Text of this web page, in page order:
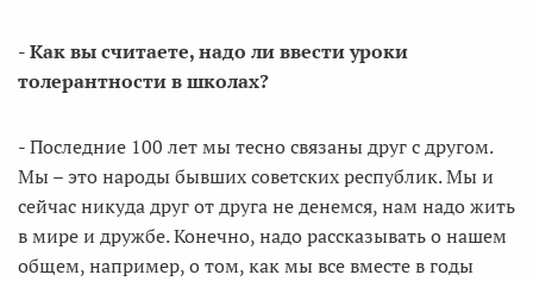
- Как вы считаете, надо ли ввести уроки
толерантности в школах?
- Последние 100 лет мы тесно связаны друг с другом.
Мы – это народы бывших советских республик. Мы и
сейчас никуда друг от друга не денемся, нам надо жить
в мире и дружбе. Конечно, надо рассказывать о нашем
общем, например, о том, как мы все вместе в годы